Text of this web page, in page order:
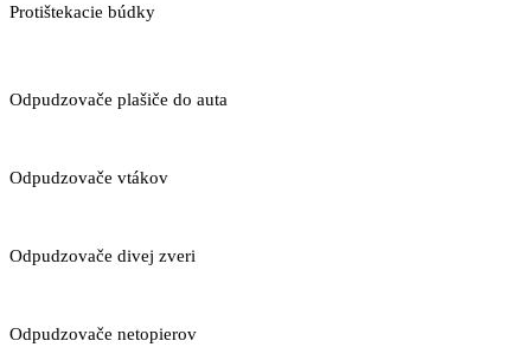
Protištekacie búdky
Odpudzovače plašiče do auta
Odpudzovače vtákov
Odpudzovače divej zveri
Odpudzovače netopierov